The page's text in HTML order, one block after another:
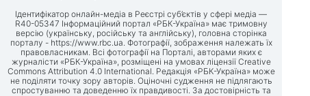
Ідентифікатор онлайн-медіа в Реєстрі суб’єктів у сфері медіа —
R40-05347 Інформаційний портал «РБК-Україна» має тримовну
версію (українську, російську та англійську), головна сторінка
порталу - https://www.rbc.ua. Фотографії, зображення належать їх
правовласникам. Всі фотографії на Порталі, авторами яких є
журналісти «РБК-Україна», розміщені на умовах ліцензії Creative
Commons Attribution 4.0 International. Редакція «РБК-Україна» може
не поділяти точку зору авторів. Оціночні судження не підлягають
спростуванню та доведенню їх правдивості. За достовірність та